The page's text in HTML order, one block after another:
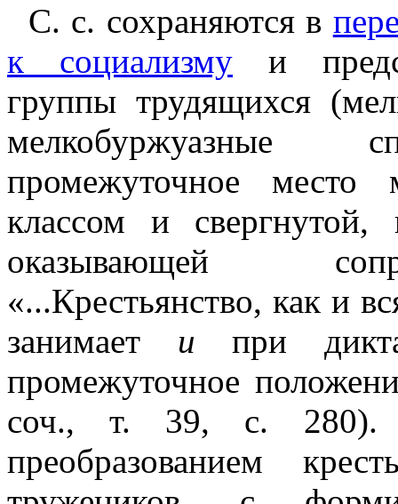
С. с. сохраняются в
к социализму и
группы трудящихся
мелкобуржуазные
промежуточное
классом и
оказывающей
«...Крестьянство, как и
занимает и при
промежуточное
соч., т. 39, с. 280).
преобразованием